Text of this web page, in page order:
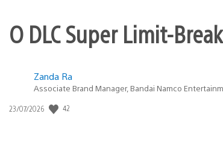
O DLC Super Limit-
Zanda Ra
Associate Brand Manager, Bandai Namco
Data
23/07/2026 42